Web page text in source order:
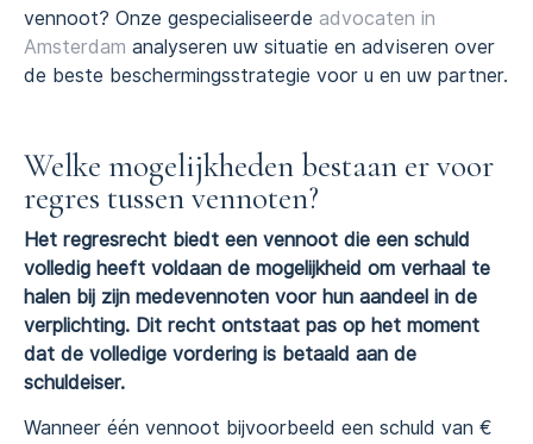
vennoot? Onze gespecialiseerde advocaten in
Amsterdam analyseren uw situatie en adviseren over
de beste beschermingsstrategie voor u en uw partner.
Welke mogelijkheden bestaan er voor
regres tussen vennoten?
Het regresrecht biedt een vennoot die een schuld
volledig heeft voldaan de mogelijkheid om verhaal te
halen bij zijn medevennoten voor hun aandeel in de
verplichting. Dit recht ontstaat pas op het moment
dat de volledige vordering is betaald aan de
schuldeiser.
Wanneer één vennoot bijvoorbeeld een schuld van €